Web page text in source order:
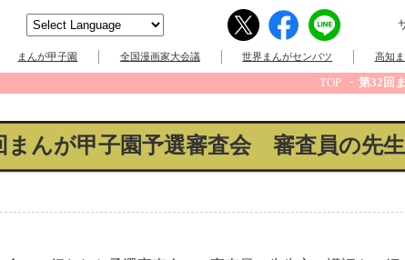
まんが甲子園 全国漫画家大会議 世界まんがセンバツ 高知
TOP 第32回
まんが甲子園予選審査会 審査員の先